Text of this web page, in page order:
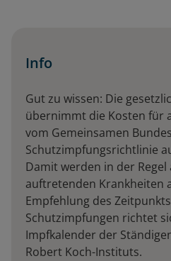
Info
Gut zu wissen: Die
übernimmt die Kosten für
vom Gemeinsamen
Schutzimpfungsrichtlinie
Damit werden in der
auftretenden Krankheiten
Empfehlung des
Schutzimpfungen richtet
Impfkalender der
Robert Koch-Instituts.